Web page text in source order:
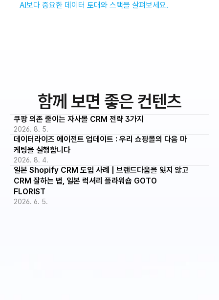
AI보다 중요한 데이터 토대와 스택을 살펴보세요.
함께 보면 좋은 컨텐츠
쿠팡 의존 줄이는 자사몰 CRM 전략 3가지
2026. 8. 5.
데이터라이즈 에이전트 업데이트 : 우리 쇼핑몰의 다음 마
케팅을 실행합니다
2026. 8. 4.
일본 Shopify CRM 도입 사례 | 브랜드다움을 잃지 않고
CRM 잘하는 법, 일본 럭셔리 플라워숍 GOTO
FLORIST
2026. 6. 5.